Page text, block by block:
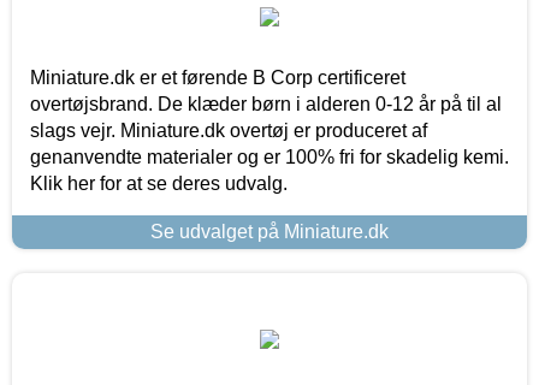
Miniature.dk er et førende B Corp certificeret
overtøjsbrand. De klæder børn i alderen 0-12 år på til al
slags vejr. Miniature.dk overtøj er produceret af
genanvendte materialer og er 100% fri for skadelig kemi.
Klik her for at se deres udvalg.
Se udvalget på Miniature.dk